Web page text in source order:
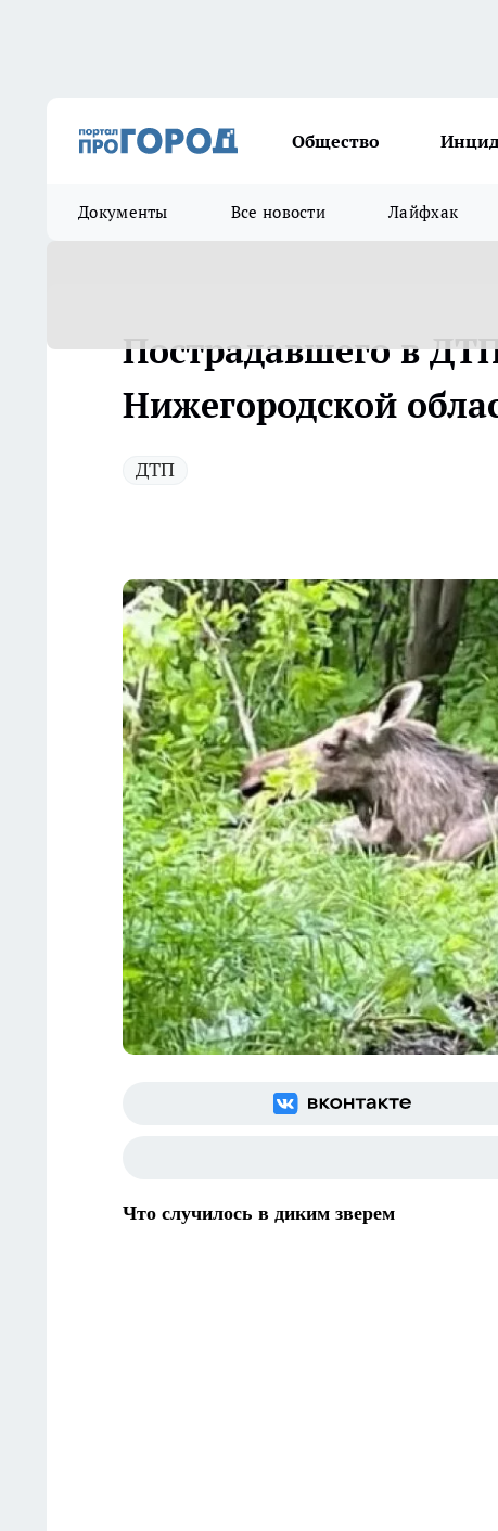
Общество
Документы Все новости Лайфхак
Пострадавшего в
Нижегородской
ДТП
Что случилось в диким зверем